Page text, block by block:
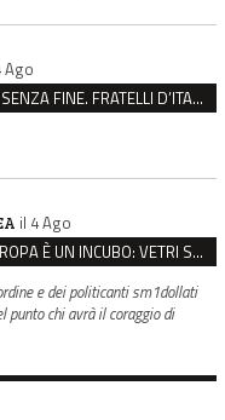
Ago
HELLWATT, SCONTRO SENZA FINE. FRATELLI D’ITALIA: “MILANI PORTA DOCUMENTI, DE FRANCO INSULTI”
il 4 Ago
REGGIO, PIAZZALE EUROPA È UN INCUBO: VETRI SPACCATI E FURTI SULLE AUTO IN SOSTA
e dei politicanti sm1dollati
punto chi avrà il coraggio di